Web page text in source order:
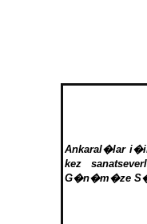
Ankaral�lar
kez
G�n�m�ze